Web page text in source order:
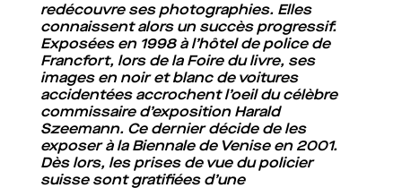
redécouvre ses photographies. Elles
connaissent alors un succès progressif.
Exposées en 1998 à l’hôtel de police de
Francfort, lors de la Foire du livre, ses
images en noir et blanc de voitures
accidentées accrochent l’oeil du célèbre
commissaire d’exposition Harald
Szeemann. Ce dernier décide de les
exposer à la Biennale de Venise en 2001.
Dès lors, les prises de vue du policier
suisse sont gratifiées d’une